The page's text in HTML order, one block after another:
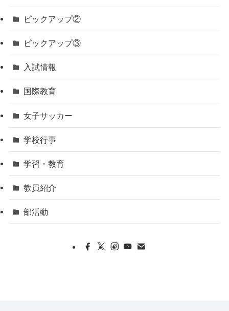
ピックアップ②
ピックアップ③
入試情報
国際教育
女子サッカー
学校行事
学習・教育
教員紹介
部活動